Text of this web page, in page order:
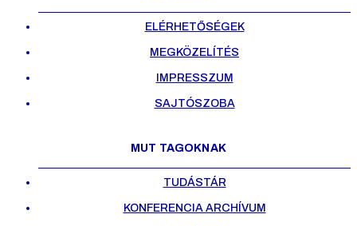
ELÉRHETŐSÉGEK
MEGKÖZELÍTÉS
IMPRESSZUM
SAJTÓSZOBA
MUT TAGOKNAK
TUDÁSTÁR
KONFERENCIA ARCHÍVUM